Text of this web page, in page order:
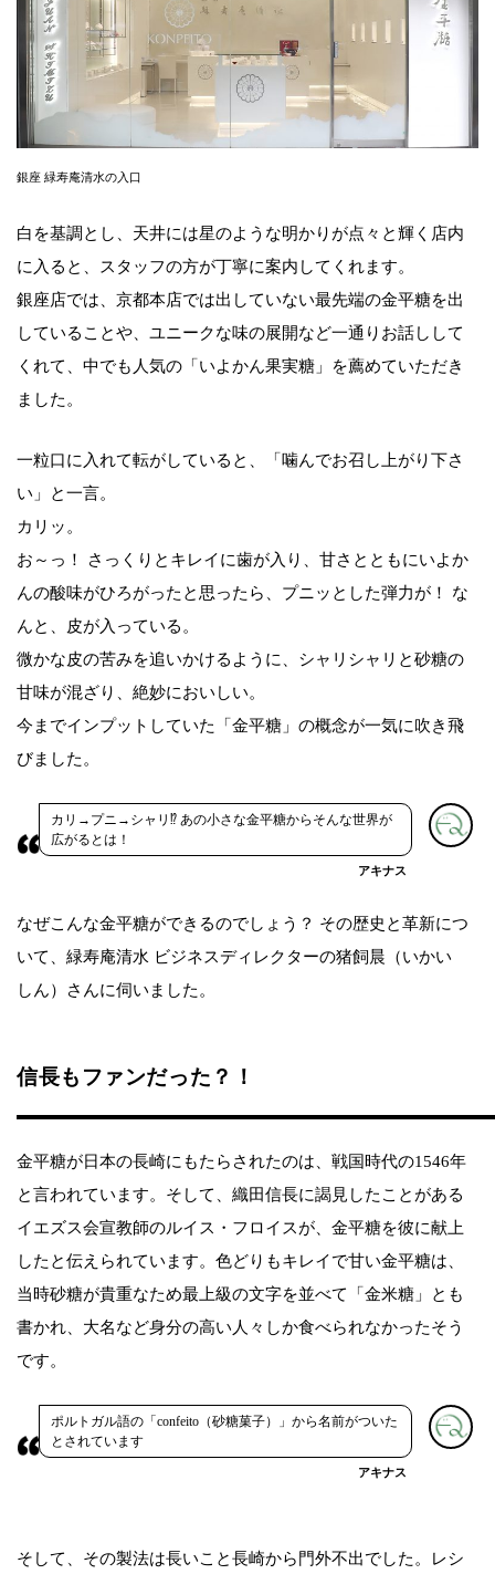
銀座 緑寿庵清水の入口
白を基調とし、天井には星のような明かりが点々と輝く店内
に入ると、スタッフの方が丁寧に案内してくれます。
銀座店では、京都本店では出していない最先端の金平糖を出
していることや、ユニークな味の展開など一通りお話しして
くれて、中でも人気の「いよかん果実糖」を薦めていただき
ました。
一粒口に入れて転がしていると、「噛んでお召し上がり下さ
い」と一言。
カリッ。
お～っ！ さっくりとキレイに歯が入り、甘さとともにいよか
んの酸味がひろがったと思ったら、プニッとした弾力が！ な
んと、皮が入っている。
微かな皮の苦みを追いかけるように、シャリシャリと砂糖の
甘味が混ざり、絶妙においしい。
今までインプットしていた「金平糖」の概念が一気に吹き飛
びました。
カリ→プニ→シャリ⁉︎ あの小さな金平糖からそんな世界が
広がるとは！
アキナス
なぜこんな金平糖ができるのでしょう？ その歴史と革新につ
いて、緑寿庵清水 ビジネスディレクターの猪飼晨（いかい
しん）さんに伺いました。
信長もファンだった？！
金平糖が日本の長崎にもたらされたのは、戦国時代の1546年
と言われています。そして、織田信長に謁見したことがある
イエズス会宣教師のルイス・フロイスが、金平糖を彼に献上
したと伝えられています。色どりもキレイで甘い金平糖は、
当時砂糖が貴重なため最上級の文字を並べて「金米糖」とも
書かれ、大名など身分の高い人々しか食べられなかったそう
です。
ポルトガル語の「confeito（砂糖菓子）」から名前がついた
とされています
アキナス
そして、その製法は長いこと長崎から門外不出でした。レシ